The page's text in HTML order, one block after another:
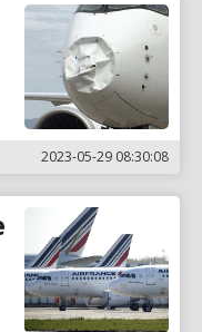
2023-05-29 08:30:08